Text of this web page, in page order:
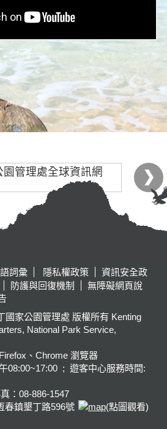
詞彙 隱私權政策
資訊安全政
防護與回復機制
無障礙網頁說
國家公園管理處 版權所有 Kenting
National Park Service,
、Chrome 瀏覽器
08:00~17:00 ; 遊客中心服務時間:
：08-886-1547
春鎮墾丁路596號
(點圖觀看)